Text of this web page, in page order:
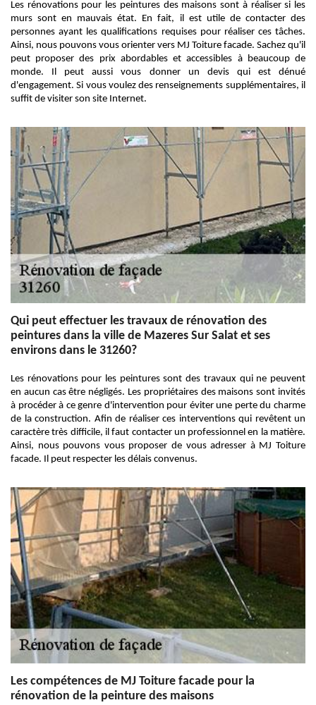
Les rénovations pour les peintures des maisons sont à réaliser si les
murs sont en mauvais état. En fait, il est utile de contacter des
personnes ayant les qualifications requises pour réaliser ces tâches.
Ainsi, nous pouvons vous orienter vers MJ Toiture facade. Sachez qu'il
peut proposer des prix abordables et accessibles à beaucoup de
monde. Il peut aussi vous donner un devis qui est dénué
d'engagement. Si vous voulez des renseignements supplémentaires, il
suffit de visiter son site Internet.
Qui peut effectuer les travaux de rénovation des
peintures dans la ville de Mazeres Sur Salat et ses
environs dans le 31260?
Les rénovations pour les peintures sont des travaux qui ne peuvent
en aucun cas être négligés. Les propriétaires des maisons sont invités
à procéder à ce genre d'intervention pour éviter une perte du charme
de la construction. Afin de réaliser ces interventions qui revêtent un
caractère très difficile, il faut contacter un professionnel en la matière.
Ainsi, nous pouvons vous proposer de vous adresser à MJ Toiture
facade. Il peut respecter les délais convenus.
Les compétences de MJ Toiture facade pour la
rénovation de la peinture des maisons